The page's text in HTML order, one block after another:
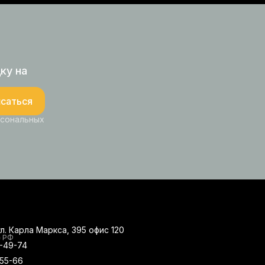
на
Карла Маркса, 395 офис 120
РФ
49-74
66